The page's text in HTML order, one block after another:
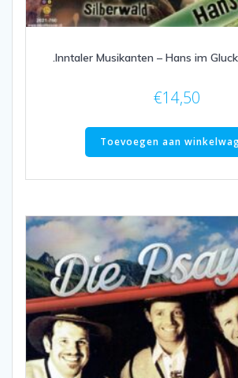
.Inntaler Musikanten – Hans im
€14,50
Toevoegen aan